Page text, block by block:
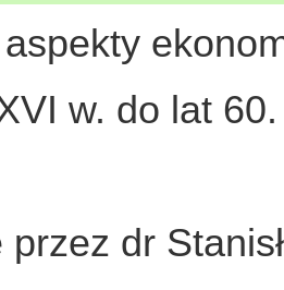
w. do lat
przez dr